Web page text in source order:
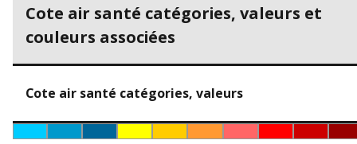
Cote air santé catégories, valeurs et
couleurs associées
Cote air santé catégories, valeurs